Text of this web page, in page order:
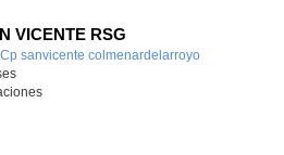
VICENTE RSG
Cp sanvicente colmenardelarroyo-